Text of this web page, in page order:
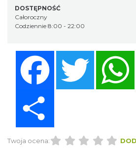
DOSTĘPNOŚĆ
Całoroczny
Codziennie 8:00 - 22:00
Twitter
Twoja ocena: